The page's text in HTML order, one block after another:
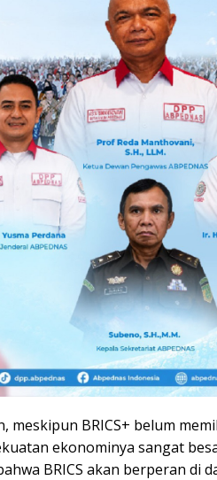
meskipun BRICS+ belum
ekonominya sangat
BRICS akan berperan di